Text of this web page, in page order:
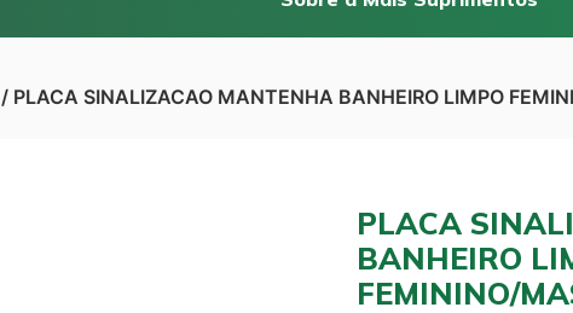
/ PLACA SINALIZACAO MANTENHA BANHEIRO LIMPO
PLACA
BANHEIRO
FEMININO/